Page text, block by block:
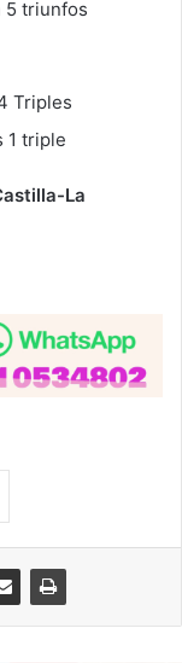
5 triunfos
Triples
1 triple
La